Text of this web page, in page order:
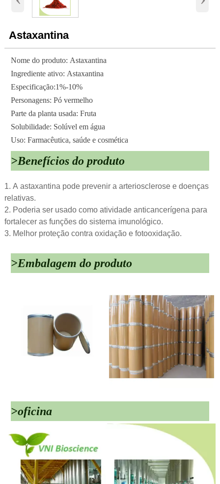
Astaxantina
Nome do produto: Astaxantina
Ingrediente ativo: Astaxantina
Especificação:1%-10%
Personagens: Pó vermelho
Parte da planta usada: Fruta
Solubilidade: Solúvel em água
Uso: Farmacêutica, saúde e cosmética
>Benefícios do produto
1. A astaxantina pode prevenir a arteriosclerose e doenças
relativas.
2. Poderia ser usado como atividade anticancerígena para
fortalecer as funções do sistema imunológico.
3. Melhor proteção contra oxidação e fotooxidação.
>Embalagem do produto
>oficina